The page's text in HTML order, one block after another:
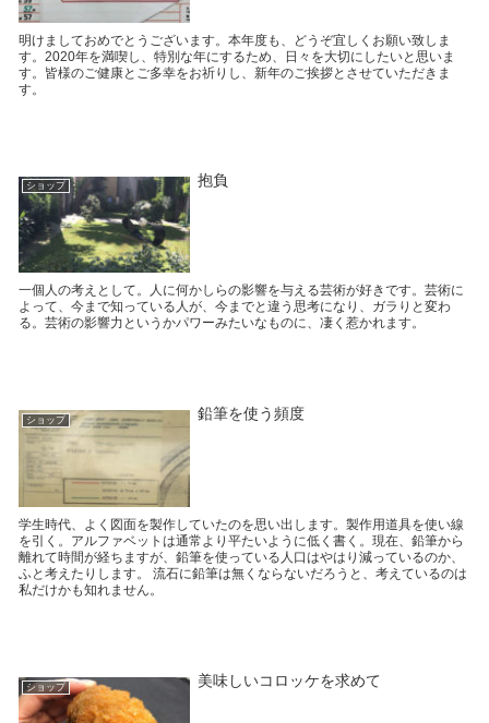
明けましておめでとうございます。本年度も、どうぞ宜しくお願い致しま
す。2020年を満喫し、特別な年にするため、日々を大切にしたいと思いま
す。皆様のご健康とご多幸をお祈りし、新年のご挨拶とさせていただきま
す。
ショップ 抱負
一個人の考えとして。人に何かしらの影響を与える芸術が好きです。芸術に
よって、今まで知っている人が、今までと違う思考になり、ガラりと変わ
る。芸術の影響力というかパワーみたいなものに、凄く惹かれます。
ショップ 鉛筆を使う頻度
学生時代、よく図面を製作していたのを思い出します。製作用道具を使い線
を引く。アルファベットは通常より平たいように低く書く。現在、鉛筆から
離れて時間が経ちますが、鉛筆を使っている人口はやはり減っているのか、
ふと考えたりします。 流石に鉛筆は無くならないだろうと、考えているのは
私だけかも知れません。
ショップ 美味しいコロッケを求めて